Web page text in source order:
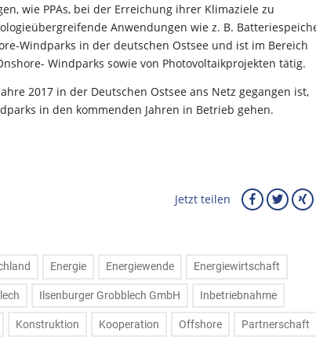
wie PPAs, bei der Erreichung ihrer Klimaziele zu
Anwendungen wie z. B.
Windparks in der deutschen Ostsee und ist im Bereich
Windparks sowie von Photovoltaikprojekten tätig.
2017 in der Deutschen Ostsee ans Netz gegangen ist,
in den kommenden Jahren in Betrieb gehen.
Jetzt teilen
Energie Energiewende Energiewirtschaft
Ilsenburger Grobblech GmbH Inbetriebnahme
Konstruktion Kooperation Offshore Partnerschaft